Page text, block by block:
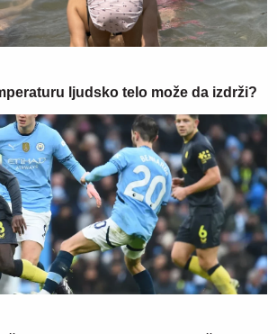
ljudsko telo može da izdrži?